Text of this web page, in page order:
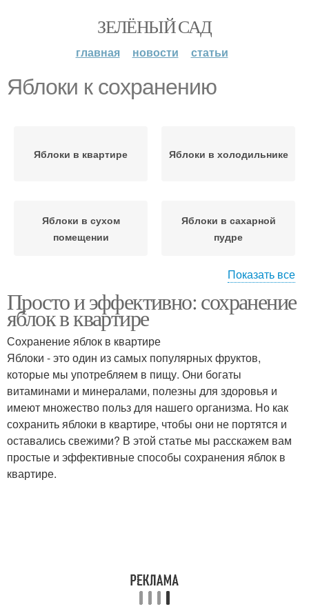
ЗЕЛЁНЫЙ САД
главная новости статьи
Яблоки к сохранению
Яблоки в квартире Яблоки в холодильнике
Яблоки в сухом
помещении
Яблоки в сахарной
пудре
Яблоки в морозильной
камере
Яблоки в погребе
Яблоки в уксусном
растворе
Яблоки до весны
Яблоки для долгого
хранения
Яблоки при хранении
Показать все
Просто и эффективно: сохранение
яблок в квартире
Сохранение яблок в квартире
Яблоки - это один из самых популярных фруктов,
которые мы употребляем в пищу. Они богаты
витаминами и минералами, полезны для здоровья и
имеют множество польз для нашего организма. Но как
сохранить яблоки в квартире, чтобы они не портятся и
оставались свежими? В этой статье мы расскажем вам
простые и эффективные способы сохранения яблок в
квартире.